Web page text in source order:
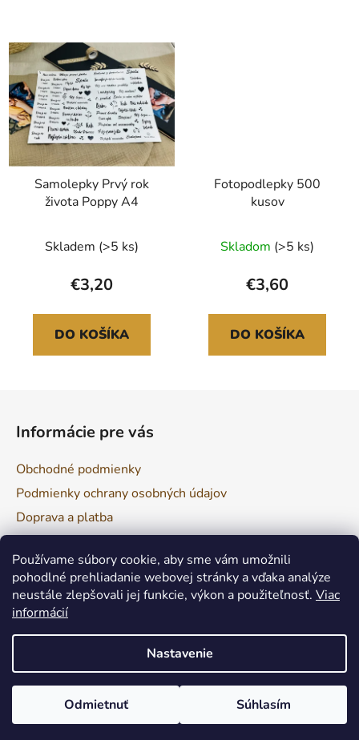
Používame súbory cookie, aby sme vám umožnili
pohodlné prehliadanie webovej stránky a vďaka analýze
neustále zlepšovali jej funkcie, výkon a použiteľnosť. Viac
informácií
Nastavenie
Odmietnuť Súhlasím
Samolepky Prvý rok
života Poppy A4
Skladem (>5 ks)
€3,20
DO KOŠÍKA
Fotopodlepky 500
kusov
Skladom (>5 ks)
€3,60
DO KOŠÍKA
e
Informácie pre vás
Obchodné podmienky
Podmienky ochrany osobných údajov
Doprava a platba
Facebook
Vytvoril Shoptet
Copyright 2026Nová dielňa. Všetky práva vyhradené.